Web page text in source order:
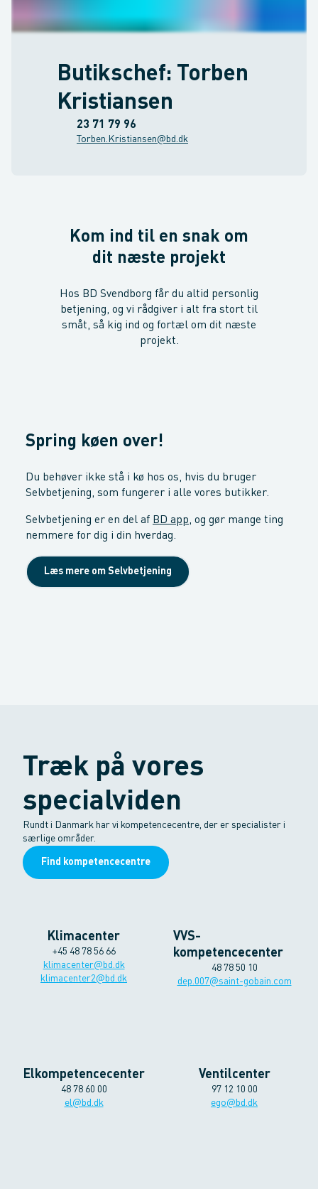
Butikschef: Torben
Kristiansen
23 71 79 96
Torben.Kristiansen@bd.dk
Kom ind til en snak om
dit næste projekt
Hos BD Svendborg får du altid personlig
betjening, og vi rådgiver i alt fra stort til
småt, så kig ind og fortæl om dit næste
projekt.
Spring køen over!
Du behøver ikke stå i kø hos os, hvis du bruger
Selvbetjening, som fungerer i alle vores butikker.
Selvbetjening er en del af BD app, og gør mange ting
nemmere for dig i din hverdag.
Læs mere om Selvbetjening
Træk på vores
specialviden
Rundt i Danmark har vi kompetencecentre, der er specialister i
særlige områder.
Find kompetencecentre
Klimacenter
+45 48 78 56 66
klimacenter@bd.dk
klimacenter2@bd.dk
VVS-
kompetencecenter
48 78 50 10
dep.007@saint-gobain.com
Elkompetencecenter
48 78 60 00
el@bd.dk
Ventilcenter
97 12 10 00
ego@bd.dk